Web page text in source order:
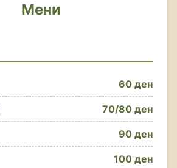
Мени
60 ден
70/80 ден
90 ден
100 ден